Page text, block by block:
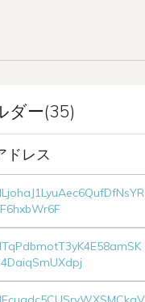
ダー(35)
ドレス